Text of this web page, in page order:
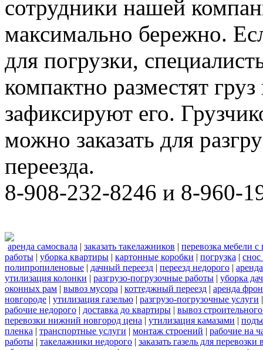
сотрудники нашей
максимально бережно.
для погрузки,
компактно разместят
зафиксируют его.
можно заказать для
переезда.
8-908-232-8246 и 8-960-
аренда самосвала | заказать такелажников | перевозка мебели
работы | уборка квартиры | картонные коробки | погрузка | снос
полипропиленовые | дачный переезд | переезд недорого |
утилизация колонки | разгрузо-погрузочные работы | уборка
оконных рам | вывоз мусора | коттеджный переезд | аренда
новгороде | утилизация газелью | разгрузо-погрузочные услуги
рабочие недорого | доставка до квартиры | вывоз
перевозки нижний новгород цена | утилизация камазами |
пленка | транспортные услуги | монтаж строений | рабочие на
работы | такелажники недорого | заказать газель для